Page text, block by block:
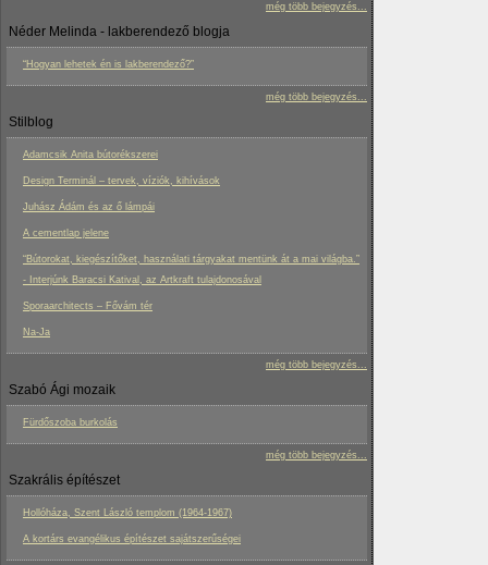
még több bejegyzés...
Néder Melinda - lakberendező blogja
“Hogyan lehetek én is lakberendező?”
még több bejegyzés...
Stilblog
Adamcsik Anita bútorékszerei
Design Terminál – tervek, víziók, kihívások
Juhász Ádám és az ő lámpái
A cementlap jelene
“Bútorokat, kiegészítőket, használati tárgyakat mentünk át a mai világba.”
- Interjúnk Baracsi Katival, az Artkraft tulajdonosával
Sporaarchitects – Fővám tér
Na-Ja
még több bejegyzés...
Szabó Ági mozaik
Fürdőszoba burkolás
még több bejegyzés...
Szakrális építészet
Hollóháza, Szent László templom (1964-1967)
A kortárs evangélikus építészet sajátszerűségei